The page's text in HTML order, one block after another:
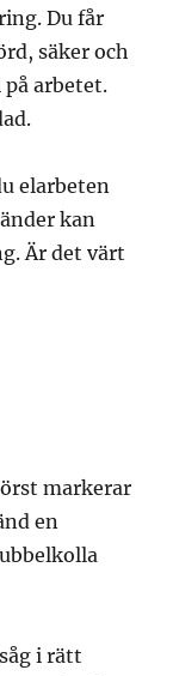
Du får
säker och
arbetet.
elarbeten
kan
Är det värt
markerar
en
i rätt